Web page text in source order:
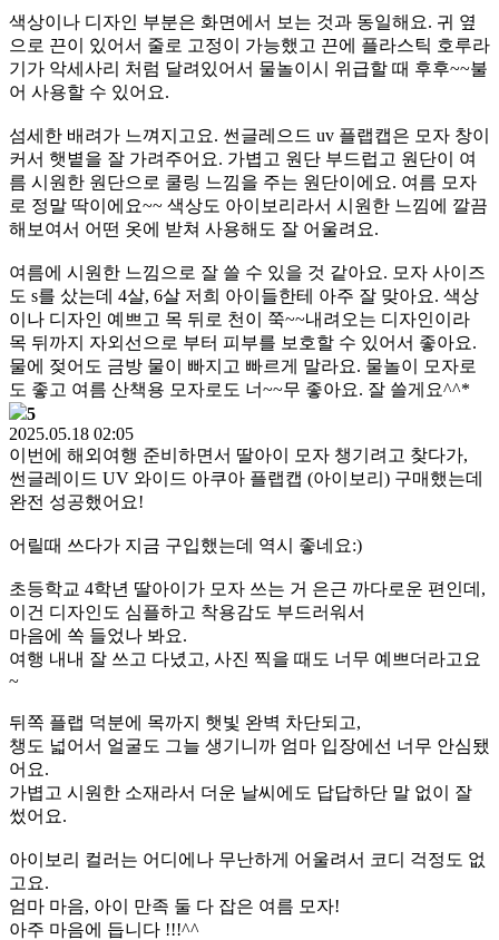
색상이나 디자인 부분은 화면에서 보는 것과 동일해요. 귀 옆
으로 끈이 있어서 줄로 고정이 가능했고 끈에 플라스틱 호루라
기가 악세사리 처럼 달려있어서 물놀이시 위급할 때 후후~~불
어 사용할 수 있어요.
섬세한 배려가 느껴지고요. 썬글레으드 uv 플랩캡은 모자 창이
커서 햇볕을 잘 가려주어요. 가볍고 원단 부드럽고 원단이 여
름 시원한 원단으로 쿨링 느낌을 주는 원단이에요. 여름 모자
로 정말 딱이에요~~ 색상도 아이보리라서 시원한 느낌에 깔끔
해보여서 어떤 옷에 받쳐 사용해도 잘 어울려요.
여름에 시원한 느낌으로 잘 쓸 수 있을 것 같아요. 모자 사이즈
도 s를 샀는데 4살, 6살 저희 아이들한테 아주 잘 맞아요. 색상
이나 디자인 예쁘고 목 뒤로 천이 쭉~~내려오는 디자인이라
목 뒤까지 자외선으로 부터 피부를 보호할 수 있어서 좋아요.
물에 젖어도 금방 물이 빠지고 빠르게 말라요. 물놀이 모자로
도 좋고 여름 산책용 모자로도 너~~무 좋아요. 잘 쓸게요^^*
5
2025.05.18 02:05
이번에 해외여행 준비하면서 딸아이 모자 챙기려고 찾다가,
썬글레이드 UV 와이드 아쿠아 플랩캡 (아이보리) 구매했는데
완전 성공했어요!
어릴때 쓰다가 지금 구입했는데 역시 좋네요:)
초등학교 4학년 딸아이가 모자 쓰는 거 은근 까다로운 편인데,
이건 디자인도 심플하고 착용감도 부드러워서
마음에 쏙 들었나 봐요.
여행 내내 잘 쓰고 다녔고, 사진 찍을 때도 너무 예쁘더라고요
~
뒤쪽 플랩 덕분에 목까지 햇빛 완벽 차단되고,
챙도 넓어서 얼굴도 그늘 생기니까 엄마 입장에선 너무 안심됐
어요.
가볍고 시원한 소재라서 더운 날씨에도 답답하단 말 없이 잘
썼어요.
아이보리 컬러는 어디에나 무난하게 어울려서 코디 걱정도 없
고요.
엄마 마음, 아이 만족 둘 다 잡은 여름 모자!
아주 마음에 듭니다 !!!^^